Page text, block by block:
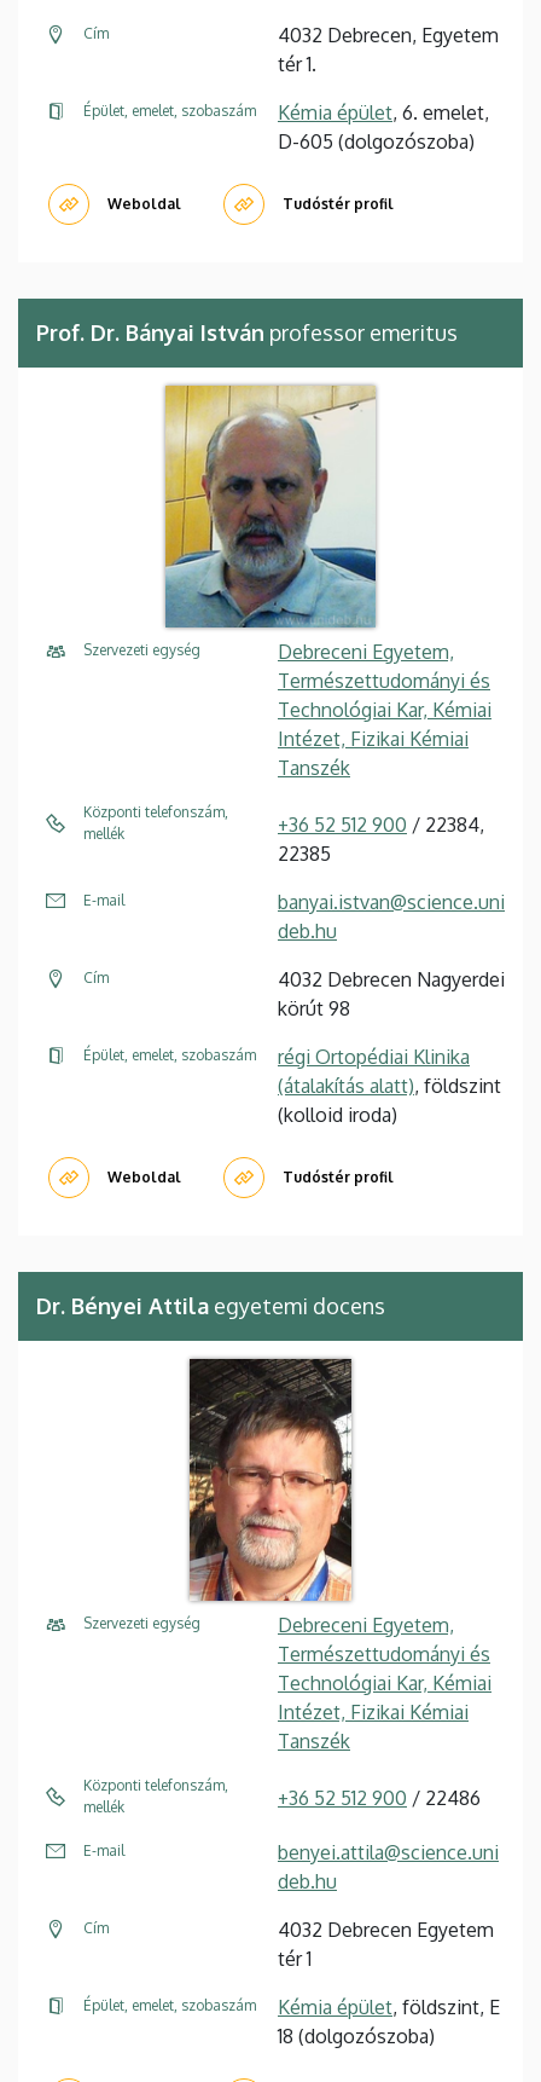
Cím
4032 Debrecen, Egyetem
tér 1.
Épület, emelet, szobaszám Kémia épület, 6. emelet,
D-605 (dolgozószoba)
Weboldal Tudóstér profil
Prof. Dr. Bányai István professor emeritus
Szervezeti egység
Debreceni Egyetem,
Természettudományi és
Technológiai Kar, Kémiai
Intézet, Fizikai Kémiai
Tanszék
Központi telefonszám,
mellék
+36 52 512 900 / 22384,
22385
E-mail
banyai.istvan@science.uni
deb.hu
Cím
4032 Debrecen Nagyerdei
körút 98
Épület, emelet, szobaszám
régi Ortopédiai Klinika
(átalakítás alatt), földszint
(kolloid iroda)
Weboldal Tudóstér profil
Dr. Bényei Attila egyetemi docens
Szervezeti egység
Debreceni Egyetem,
Természettudományi és
Technológiai Kar, Kémiai
Intézet, Fizikai Kémiai
Tanszék
Központi telefonszám,
mellék
+36 52 512 900 / 22486
E-mail
benyei.attila@science.uni
deb.hu
Cím
4032 Debrecen Egyetem
tér 1
Épület, emelet, szobaszám Kémia épület, földszint, E
18 (dolgozószoba)